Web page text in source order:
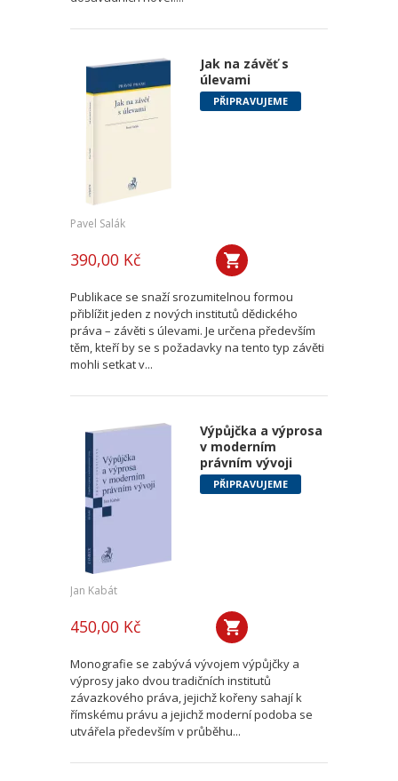
Jak na závěť s
úlevami
PŘIPRAVUJEME
Pavel Salák
390,00 Kč
Publikace se snaží srozumitelnou formou
přiblížit jeden z nových institutů dědického
práva – závěti s úlevami. Je určena především
těm, kteří by se s požadavky na tento typ závěti
mohli setkat v...
Výpůjčka a výprosa
v moderním
právním vývoji
PŘIPRAVUJEME
Jan Kabát
450,00 Kč
Monografie se zabývá vývojem výpůjčky a
výprosy jako dvou tradičních institutů
závazkového práva, jejichž kořeny sahají k
římskému právu a jejichž moderní podoba se
utvářela především v průběhu...